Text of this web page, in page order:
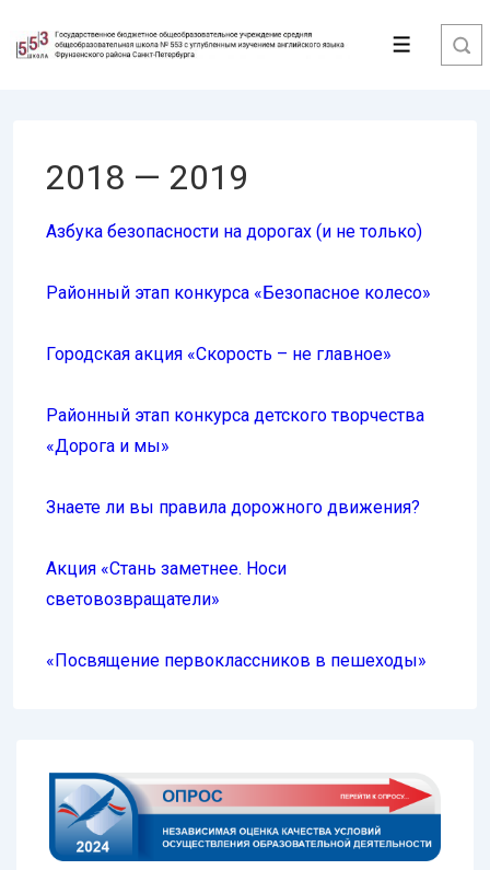
Перейти
Меню
2018 — 2019
Азбука безопасности на дорогах (и не только)
Районный этап конкурса «Безопасное колесо»
Городская акция «Скорость – не главное»
Районный этап конкурса детского творчества
«Дорога и мы»
Знаете ли вы правила дорожного движения?
Акция «Стань заметнее. Носи
световозвращатели»
«Посвящение первоклассников в пешеходы»